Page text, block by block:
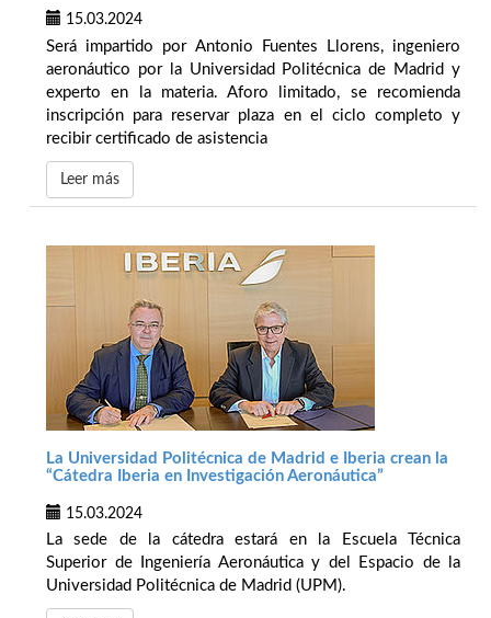
15.03.2024
Será impartido por Antonio Fuentes Llorens, ingeniero
aeronáutico por la Universidad Politécnica de Madrid y
experto en la materia. Aforo limitado, se recomienda
inscripción para reservar plaza en el ciclo completo y
recibir certificado de asistencia
Leer más
La Universidad Politécnica de Madrid e Iberia crean la
“Cátedra Iberia en Investigación Aeronáutica”
15.03.2024
La sede de la cátedra estará en la Escuela Técnica
Superior de Ingeniería Aeronáutica y del Espacio de la
Universidad Politécnica de Madrid (UPM).